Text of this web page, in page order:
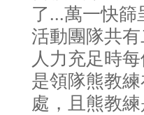
了...萬一快
活動團隊共
人力充足時
是領隊熊教
處，且熊教